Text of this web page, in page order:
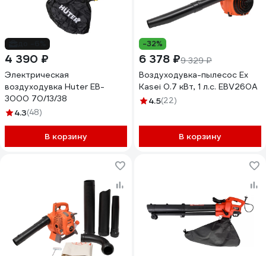
4 390 ₽
Электрическая
воздуходувка Huter EB-
3000 70/13/38
4.3(48)
В корзину
-32%
6 378 ₽9 329 ₽
Воздуходувка-пылесос Ex
Kasei 0.7 кВт, 1 л.с. EBV260A
4.5(22)
В корзину